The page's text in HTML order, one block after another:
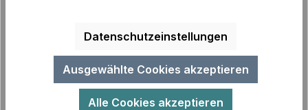
Gesamtpreis
8,57 €
Preise inkl. MwSt. zzgl. Versandkosten
Aufgrund von Neuberechnungen im Warenkorb sind
abweichende Endpreise möglich.
Datenschutzeinstellungen
Ausgewählte Cookies akzeptieren
Alle Cookies akzeptieren